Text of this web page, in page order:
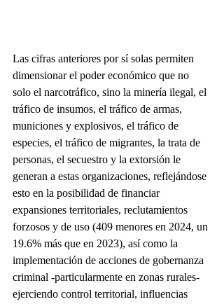
Las cifras anteriores por sí solas permiten
dimensionar el poder económico que no
solo el narcotráfico, sino la minería ilegal, el
tráfico de insumos, el tráfico de armas,
municiones y explosivos, el tráfico de
especies, el tráfico de migrantes, la trata de
personas, el secuestro y la extorsión le
generan a estas organizaciones, reflejándose
esto en la posibilidad de financiar
expansiones territoriales, reclutamientos
forzosos y de uso (409 menores en 2024, un
19.6% más que en 2023), así como la
implementación de acciones de gobernanza
criminal -particularmente en zonas rurales-
ejerciendo control territorial, influencias